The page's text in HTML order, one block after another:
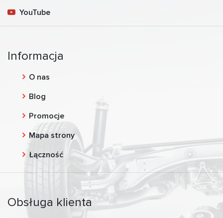
YouTube
Informacja
O nas
Blog
Promocje
Mapa strony
Łączność
Obsługa klienta